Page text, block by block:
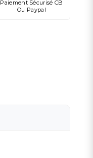
Paiement Sécurisé CB
Ou Paypal